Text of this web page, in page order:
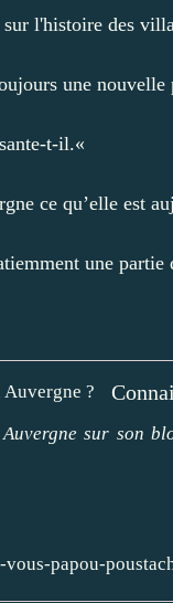
l'histoire des
une
t-il.«
ce qu’elle est
une
sur
papou-